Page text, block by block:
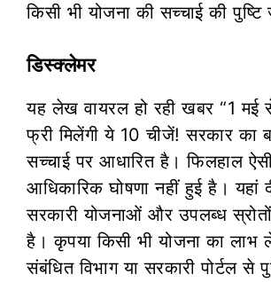
किसी भी योजना की सच्चाई की
डिस्क्लेमर
यह लेख वायरल हो रही खबर “1 मई
फ्री मिलेंगी ये 10 चीजें! सरकार का
सच्चाई पर आधारित है। फिलहाल
आधिकारिक घोषणा नहीं हुई है। यहां
सरकारी योजनाओं और उपलब्ध
है। कृपया किसी भी योजना का
संबंधित विभाग या सरकारी पोर्टल से